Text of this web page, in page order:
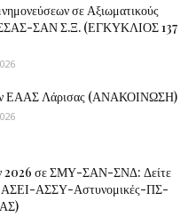
σε Αξιωματικούς
ΣΑΝ Σ.Ξ. (ΕΓΚΥΚΛΙΟΣ 137
ΕΑΑΣ Λάρισας (ΑΝΑΚΟΙΝΩΣΗ)
2026 σε ΣΜΥ-ΣΑΝ-ΣΝΔ: Δείτε
ΑΣΕΙ-ΑΣΣΥ-Αστυνομικές-ΠΣ-